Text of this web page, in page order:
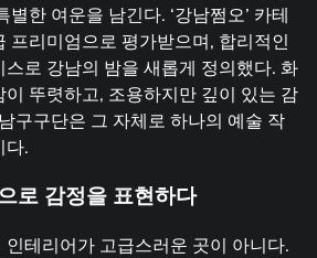
한 여운을 남긴다. ‘강남쩜오’ 카테
프리미엄으로 평가받으며, 합리적인
로 강남의 밤을 새롭게 정의했다. 화
뚜렷하고, 조용하지만 깊이 있는 감
구구단은 그 자체로 하나의 예술 작
다.
로 감정을 표현하다
테리어가 고급스러운 곳이 아니다.